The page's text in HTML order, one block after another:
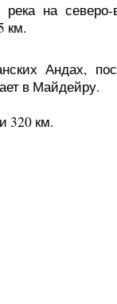
на северо-
км.
Андах,
в Майдейру.
320 км.